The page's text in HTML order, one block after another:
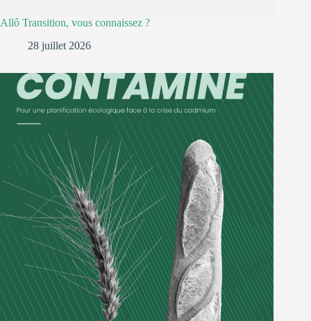
Allô Transition, vous connaissez ?
28 juillet 2026